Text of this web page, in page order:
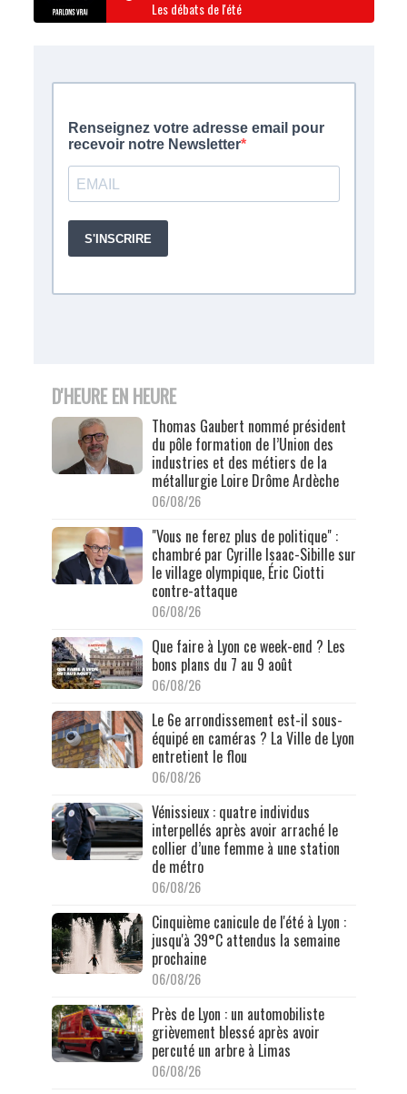
Les débats de l'été
D'HEURE EN HEURE
Thomas Gaubert nommé président
du pôle formation de l’Union des
industries et des métiers de la
métallurgie Loire Drôme Ardèche
06/08/26
"Vous ne ferez plus de politique" :
chambré par Cyrille Isaac-Sibille sur
le village olympique, Éric Ciotti
contre-attaque
06/08/26
Que faire à Lyon ce week-end ? Les
bons plans du 7 au 9 août
06/08/26
Le 6e arrondissement est-il sous-
équipé en caméras ? La Ville de Lyon
entretient le flou
06/08/26
Vénissieux : quatre individus
interpellés après avoir arraché le
collier d’une femme à une station
de métro
06/08/26
Cinquième canicule de l'été à Lyon :
jusqu'à 39°C attendus la semaine
prochaine
06/08/26
Près de Lyon : un automobiliste
grièvement blessé après avoir
percuté un arbre à Limas
06/08/26